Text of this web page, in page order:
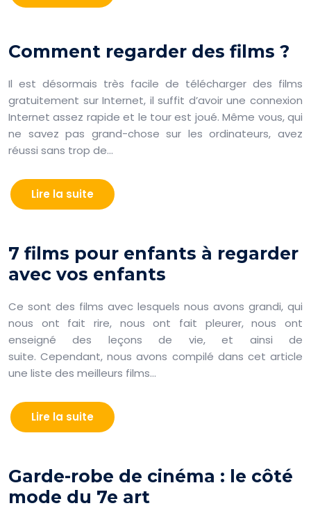
Comment regarder des films ?
Il est désormais très facile de télécharger des films
gratuitement sur Internet, il suffit d’avoir une connexion
Internet assez rapide et le tour est joué. Même vous, qui
ne savez pas grand-chose sur les ordinateurs, avez
réussi sans trop de…
Lire la suite
7 films pour enfants à regarder
avec vos enfants
Ce sont des films avec lesquels nous avons grandi, qui
nous ont fait rire, nous ont fait pleurer, nous ont
enseigné des leçons de vie, et ainsi de
suite. Cependant, nous avons compilé dans cet article
une liste des meilleurs films…
Lire la suite
Garde-robe de cinéma : le côté
mode du 7e art